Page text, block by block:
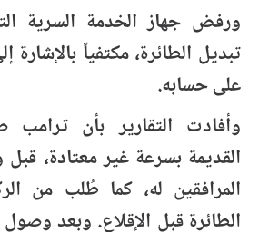
ورفض جهاز الخدمة السرية
تبديل الطائرة، مكتفياً
على حسابه.
وأفادت التقارير بأن ترامب
القديمة بسرعة غير معتادة،
المرافقين له، كما طُلب من
الطائرة قبل الإقلاع. وبعد